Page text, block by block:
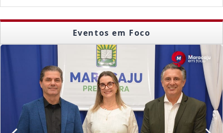
Eventos em Foco